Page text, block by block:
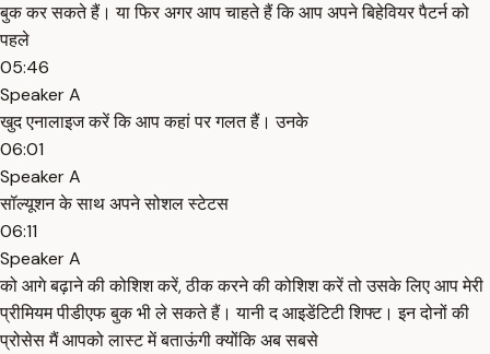
बुक कर सकते हैं। या फिर अगर आप चाहते हैं कि आप अपने बिहेवियर पैटर्न को
पहले
05:46
Speaker A
खुद एनालाइज करें कि आप कहां पर गलत हैं। उनके
06:01
Speaker A
सॉल्यूशन के साथ अपने सोशल स्टेटस
06:11
Speaker A
को आगे बढ़ाने की कोशिश करें, ठीक करने की कोशिश करें तो उसके लिए आप मेरी
प्रीमियम पीडीएफ बुक भी ले सकते हैं। यानी द आइडेंटिटी शिफ्ट। इन दोनों की
प्रोसेस मैं आपको लास्ट में बताऊंगी क्योंकि अब सबसे